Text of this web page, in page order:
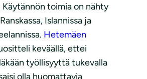
Käytännön toimia on nähty
Islannissa ja
Hetemäen
keväällä, ettei
työllisyyttä tukevalla
olla huomattavia